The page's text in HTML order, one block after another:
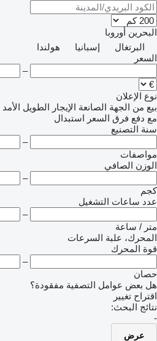
البحرين أوروبا
البرتغال
إسبانيا
هولندا
السعر
–
نوع الإعلان
بيع من الجهة الصانعة الإيجار الطويل الأمد
مع دفع فرق السعر استبدال
سنة التصنيع
–
مواصفات
الوزن الصافي
–
كجم
عدد ساعات التشغيل
–
متر / ساعة
المحرك، علبة السرعات
قوة المحرك
–
حصان
هل بعض عوامل التصفية مفقودة؟
اقتراح تغيير
نتائج البحث:
-
عرض